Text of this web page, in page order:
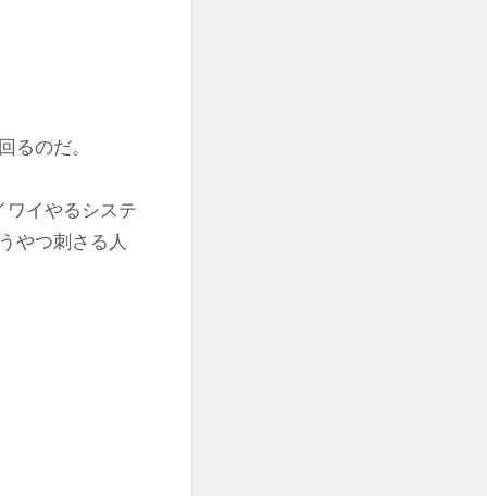
のだ。
イやるシステ
やつ刺さる人